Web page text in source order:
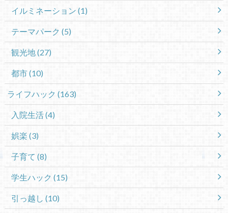
イルミネーション (1)
テーマパーク (5)
観光地(27)
都市(10)
ライフハック (163)
入院生活(4)
娯楽 (3)
子育て (8)
学生ハック (15)
引っ越し (10)